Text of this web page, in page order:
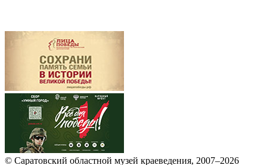
© Саратовский областной музей краеведения, 2007–2026